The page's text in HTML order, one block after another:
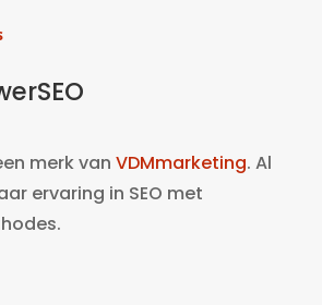
merk van VDMmarketing. Al
ervaring in SEO met